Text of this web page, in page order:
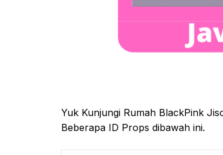
Yuk Kunjungi Rumah BlackPink
Beberapa ID Props dibawah ini.